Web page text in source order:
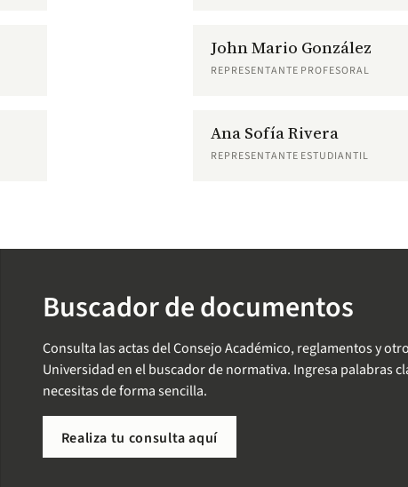
John Mario González
REPRESENTANTE PROFESORAL
Ana Sofía Rivera
REPRESENTANTE ESTUDIANTIL
Buscador de documentos
Consulta las actas del Consejo Académico, reglamentos y
Universidad en el buscador de normativa. Ingresa palabras
necesitas de forma sencilla.
Realiza tu consulta aquí